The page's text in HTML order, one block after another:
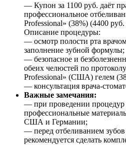
— Купон за 1100 руб. даёт
профессиональное
Professional» (38%) (4400
Описание процедуры:
— осмотр полости рта
заполнение зубной формулы;
— безопасное и
обеих челюстей по
Professional» (США) гелем
— консультация врача-
Важные замечания:
— при проведении процедур
профессиональные
США и Германии;
— перед отбеливанием зубов
рекомендуется сделать